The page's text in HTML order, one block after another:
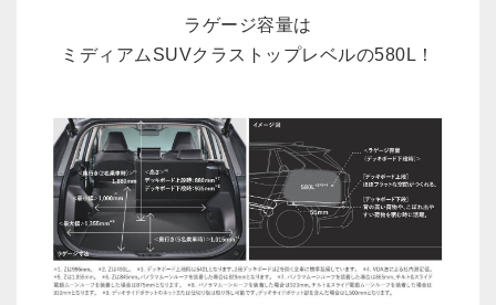
ラゲージ容量は
ミディアムSUVクラストップレベルの580L ！